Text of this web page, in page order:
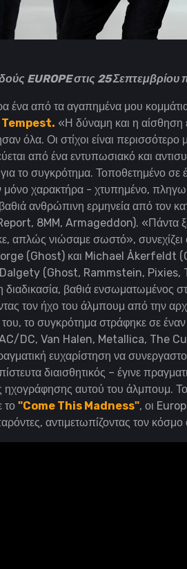
EUROPE στις 25 Σεπτεμβρίου
ένα από τα αγαπημένα μου
«Η δύναμη και η αίσθηση
όλα. Οι στίχοι είναι
από ένα εντυπωσιακό και
το συγκρότημα. Τοποθετημένο σε
μόνο χαρακτήρα - χτυπημένο,
ανθρώπινη ερμηνεία από τον
8MM, Armageddon). «Πάντα
απλώς νιώσαμε σωστό», συνεχίζει
(Ghost) και Michael Åkerfeldt
(Ghost, Rammstein, Pixies,
διαδικασία, βαθιά ενσωματωμένος
τον ήχο του άλμπουμ από την
το συγκρότημα στράφηκε σε
DC, Van Halen, Metallica, The
ευχαρίστηση να
διαισθητικός – έγινε
ηχογράφησης αυτού του άλμπουμ.
το "Come This Madness", οι
αντιμετωπίζοντας τον κόσμο